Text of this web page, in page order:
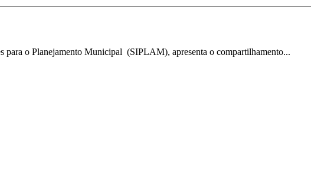
o Planejamento Municipal (SIPLAM), apresenta o compartilhamento...